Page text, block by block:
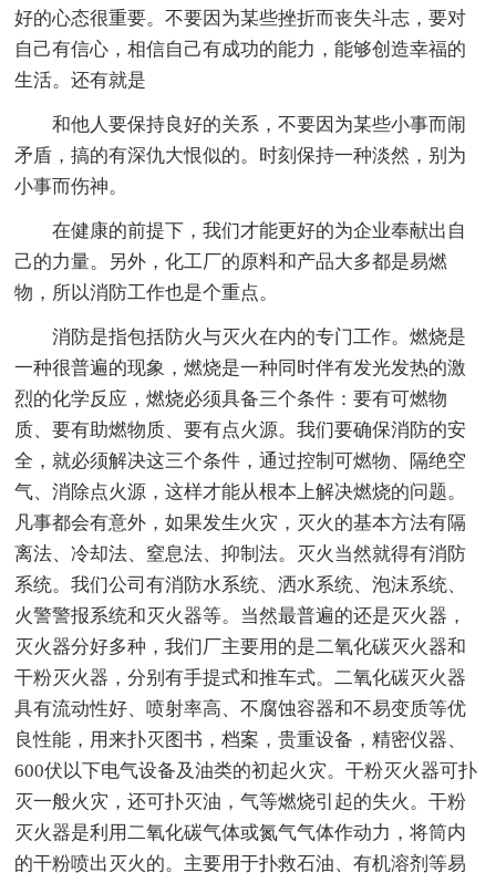
好的心态很重要。不要因为某些挫折而丧失斗志，要对
自己有信心，相信自己有成功的能力，能够创造幸福的
生活。还有就是
和他人要保持良好的关系，不要因为某些小事而闹
矛盾，搞的有深仇大恨似的。时刻保持一种淡然，别为
小事而伤神。
在健康的前提下，我们才能更好的为企业奉献出自
己的力量。另外，化工厂的原料和产品大多都是易燃
物，所以消防工作也是个重点。
消防是指包括防火与灭火在内的专门工作。燃烧是
一种很普遍的现象，燃烧是一种同时伴有发光发热的激
烈的化学反应，燃烧必须具备三个条件：要有可燃物
质、要有助燃物质、要有点火源。我们要确保消防的安
全，就必须解决这三个条件，通过控制可燃物、隔绝空
气、消除点火源，这样才能从根本上解决燃烧的问题。
凡事都会有意外，如果发生火灾，灭火的基本方法有隔
离法、冷却法、窒息法、抑制法。灭火当然就得有消防
系统。我们公司有消防水系统、洒水系统、泡沫系统、
火警警报系统和灭火器等。当然最普遍的还是灭火器，
灭火器分好多种，我们厂主要用的是二氧化碳灭火器和
干粉灭火器，分别有手提式和推车式。二氧化碳灭火器
具有流动性好、喷射率高、不腐蚀容器和不易变质等优
良性能，用来扑灭图书，档案，贵重设备，精密仪器、
600伏以下电气设备及油类的初起火灾。干粉灭火器可扑
灭一般火灾，还可扑灭油，气等燃烧引起的失火。干粉
灭火器是利用二氧化碳气体或氮气气体作动力，将筒内
的干粉喷出灭火的。主要用于扑救石油、有机溶剂等易